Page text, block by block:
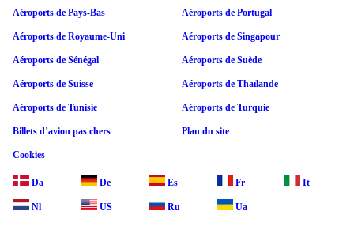
Aéroports de Pays-Bas Aéroports de Portugal
Aéroports de Royaume-Uni Aéroports de Singapour
Aéroports de Sénégal Aéroports de Suède
Aéroports de Suisse Aéroports de Thaïlande
Aéroports de Tunisie Aéroports de Turquie
Billets d’avion pas chers Plan du site
Cookies
Da De Es Fr It
Nl US Ru Ua